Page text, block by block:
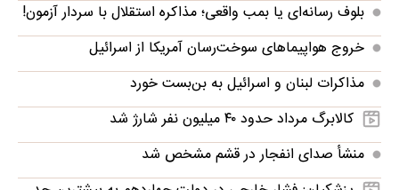
بلوف رسانه‌ای یا بمب واقعی؛ مذاکره استقلال با سردار آزمون!
خروج هواپیماهای سوخت‌رسان آمریکا از اسرائیل
مذاکرات لبنان و اسرائیل به بن‌بست خورد
کالابرگ مرداد حدود ۴۰‌ میلیون نفر شارژ شد
منشأ صدای انفجار در قشم مشخص شد